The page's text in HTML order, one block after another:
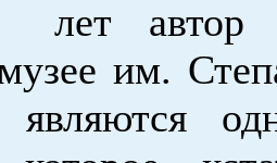
автор
им.